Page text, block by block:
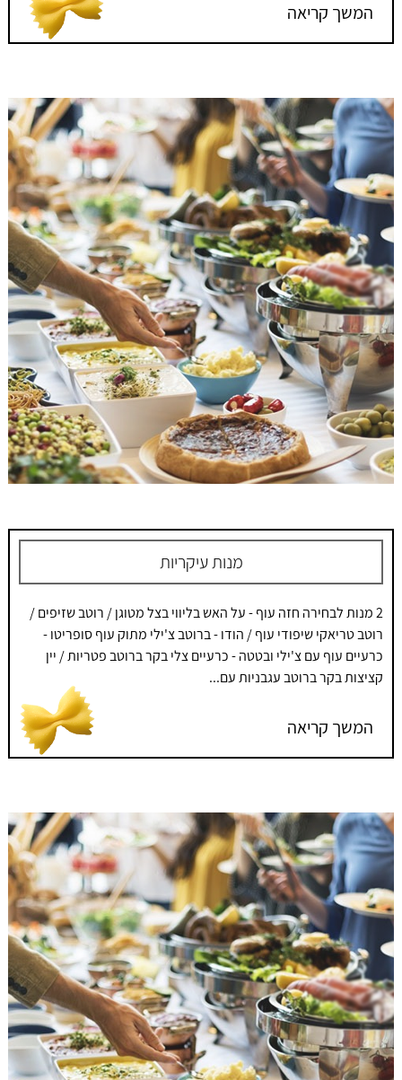
המשך קריאה
מנות עיקריות
2 מנות לבחירה חזה עוף - על האש בליווי בצל מטוגן / רוטב שזיפים /
רוטב טריאקי שיפודי עוף / הודו - ברוטב צ'ילי מתוק עוף סופריטו -
כרעיים עוף עם צ'ילי ובטטה - כרעיים צלי בקר ברוטב פטריות / יין
קציצות בקר ברוטב עגבניות עם...
המשך קריאה